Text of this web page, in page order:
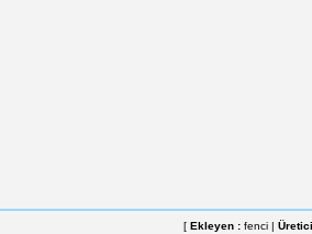
[ Ekleyen : fenci |